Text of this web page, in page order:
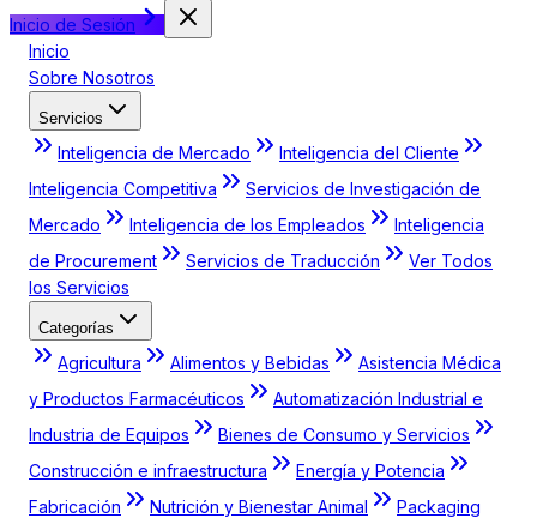
Inicio de Sesión
Inicio
Sobre Nosotros
Servicios
Inteligencia de Mercado
Inteligencia del Cliente
Inteligencia Competitiva
Servicios de Investigación de
Mercado
Inteligencia de los Empleados
Inteligencia
de Procurement
Servicios de Traducción
Ver Todos
los Servicios
Categorías
Agricultura Alimentos y Bebidas
Asistencia Médica
y Productos Farmacéuticos
Automatización Industrial e
Industria de Equipos
Bienes de Consumo y Servicios
Construcción e infraestructura
Energía y Potencia
Fabricación
Nutrición y Bienestar Animal
Packaging